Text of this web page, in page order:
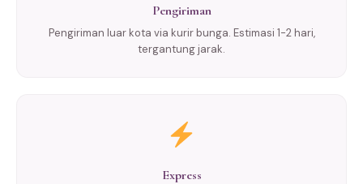
Pengiriman
Pengiriman luar kota via kurir bunga. Estimasi 1-2 hari,
tergantung jarak.
Express